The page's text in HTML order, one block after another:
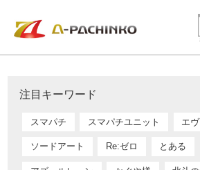
注目キーワード
スマパチ スマパチユニット エ
ソードアート Re:ゼロ とある